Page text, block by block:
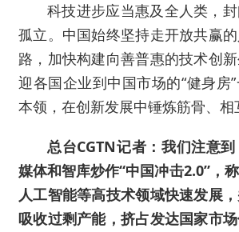
科技进步应当惠及全人类，
孤立。中国始终坚持走开放共赢
路，加快构建向善普惠的技术创
迎各国企业到中国市场的“健身房
本领，在创新发展中锤炼筋骨、相
总台CGTN记者：我们注意
媒体和智库炒作“中国冲击2.0”，称
人工智能等高技术领域快速发展
吸收过剩产能，挤占发达国家市